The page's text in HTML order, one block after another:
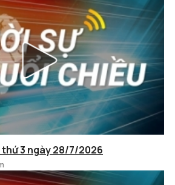
3 ngày 28/7/2026